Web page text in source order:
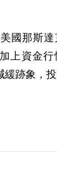
國那斯
上資金
跡象，